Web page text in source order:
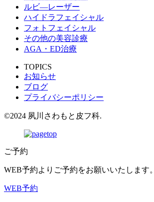
ルビ―レーザー
ハイドラフェイシャル
フォトフェイシャル
その他の美容診療
AGA・ED治療
TOPICS
お知らせ
ブログ
プライバシーポリシー
©2024 夙川さわもと皮フ科.
ご予約
WEB予約よりご予約をお願いいたします。
WEB予約